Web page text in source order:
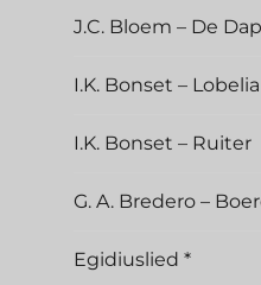
J.C. Bloem – De
I.K. Bonset – Lobelia
I.K. Bonset – Ruiter
G. A. Bredero –
Egidiuslied *